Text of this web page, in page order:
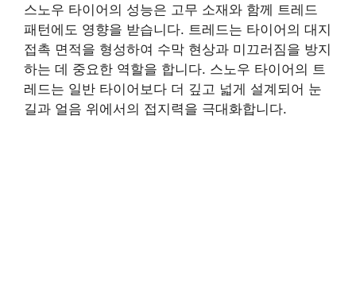
스노우 타이어의 성능은 고무 소재와 함께 트레드
패턴에도 영향을 받습니다. 트레드는 타이어의 대지
접촉 면적을 형성하여 수막 현상과 미끄러짐을 방지
하는 데 중요한 역할을 합니다. 스노우 타이어의 트
레드는 일반 타이어보다 더 깊고 넓게 설계되어 눈
길과 얼음 위에서의 접지력을 극대화합니다.